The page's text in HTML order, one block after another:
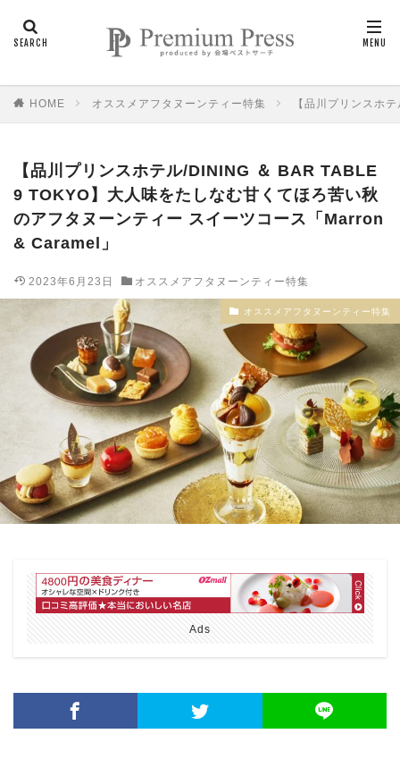
HOME オススメアフタヌーンティー特集 【品川プリンスホ
【品川プリンスホテル/DINING ＆ BAR TABLE
9 TOKYO】大人味をたしなむ甘くてほろ苦い秋
のアフタヌーンティー スイーツコース「Marron
& Caramel」
2023年6月23日 オススメアフタヌーンティー特集
オススメアフタヌーンティー特集
Ads